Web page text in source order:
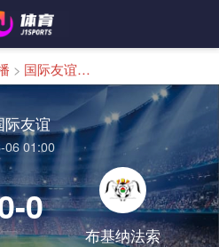
> 国际友谊直播
际友谊
06 01:00
0
布基纳法索